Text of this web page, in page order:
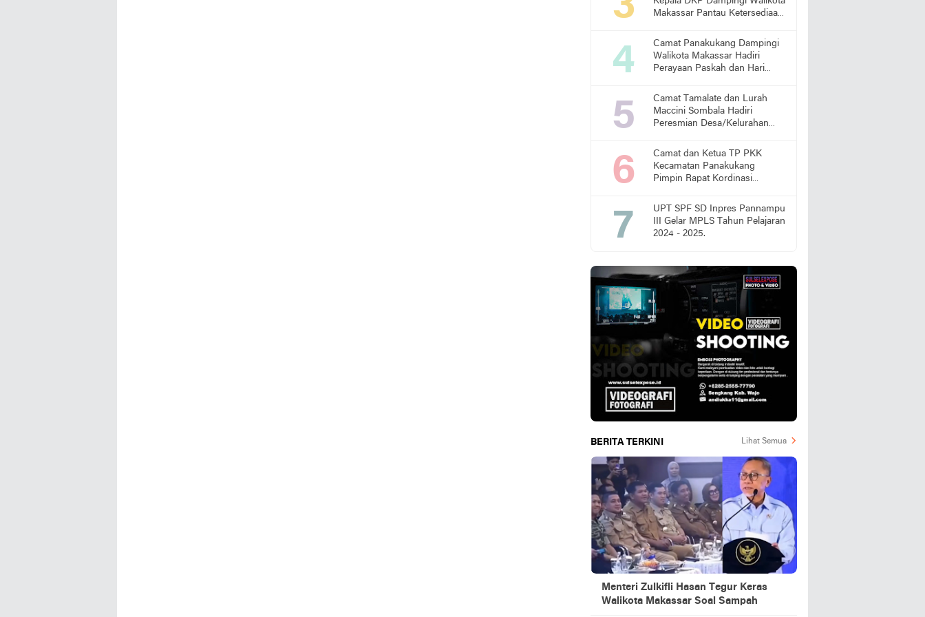
Makassar Pantau Ketersediaan
Camat Panakukang Dampingi
Walikota Makassar Hadiri
Perayaan Paskah dan Hari
Camat Tamalate dan Lurah
Maccini Sombala Hadiri
Peresmian Desa/Kelurahan
Camat dan Ketua TP PKK
Kecamatan Panakukang
Pimpin Rapat Kordinasi
Stunting
UPT SPF SD Inpres Pannampu
III Gelar MPLS Tahun Pelajaran
2024 - 2025.
BERITA TERKINI Lihat Semua
Menteri Zulkifli Hasan Tegur Keras
Walikota Makassar Soal Sampah